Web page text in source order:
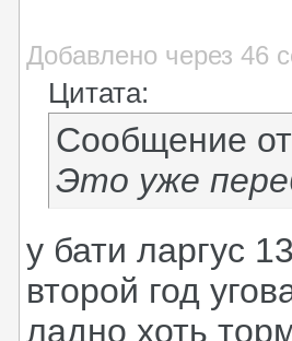
Добавлено через 46
Цитата:
Сообщение
Это уже
у бати ларгус
второй год
ладно хоть